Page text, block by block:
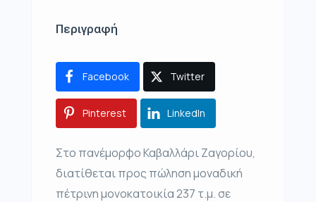
Περιγραφή
Facebook Twitter
Pinterest LinkedIn
Στο πανέμορφο Καβαλλάρι Ζαγορίου,
διατίθεται προς πώληση μοναδική
πέτρινη μονοκατοικία 237 τ.μ. σε